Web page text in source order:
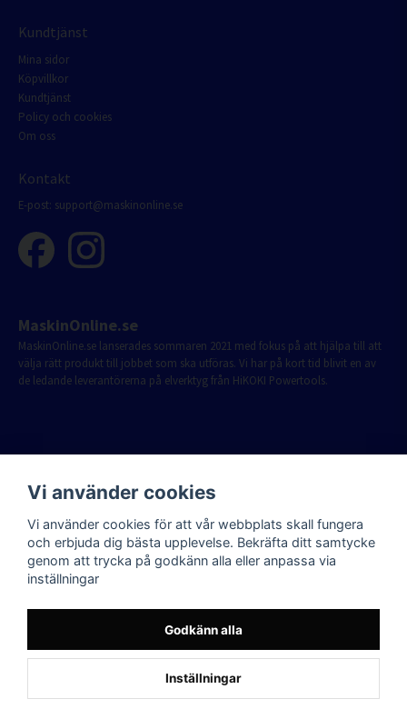
Kundtjänst
Mina sidor
Köpvillkor
Kundtjänst
Policy och cookies
Om oss
Kontakt
E-post: support@maskinonline.se
MaskinOnline.se
MaskinOnline.se lanserades sommaren 2021 med fokus på att hjälpa till att
välja rätt produkt till jobbet som ska utföras. Vi har på kort tid blivit en av
de ledande leverantörerna på elverktyg från HiKOKI Powertools.
Powered by Nyehandel AB
Vi använder cookies
Vi använder cookies för att vår webbplats skall fungera
och erbjuda dig bästa upplevelse. Bekräfta ditt samtycke
genom att trycka på godkänn alla eller anpassa via
inställningar
Godkänn alla
Inställningar